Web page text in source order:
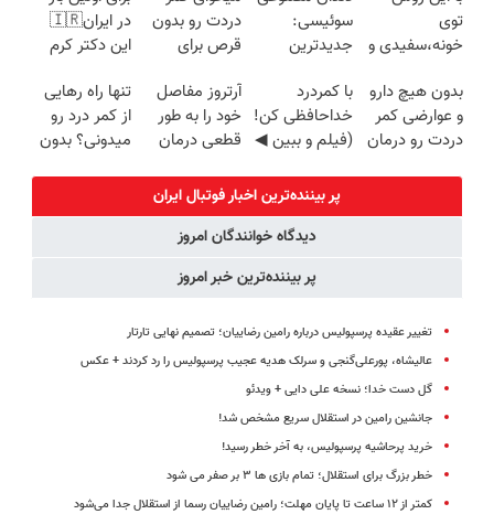
توی
خونه،سفیدی و
برگردون
(40%off)
سوئیسی:
جدیدترین
سبک و مقاوم |
پرداخت قسطی
دردت رو بدون
قرص برای
کنی؟
(◂پرسش‌نامه
رو پر کن)
در ایران🇮🇷
این دکتر کرم
روزه ساخت!
بدون هیچ دارو
و عوارضی کمر
دردت رو درمان
با کمردرد
خداحافظی کن!
(فیلم و ببین ◀
پرکن)
آرتروز مفاصل
خود را به طور
قطعی درمان
◗پرسش‌نامه◖
تنها راه رهایی
از کمر درد رو
میدونی؟ بدون
پر بیننده‌ترین اخبار فوتبال ايران
دیدگاه خوانندگان امروز
پر بیننده‌ترین خبر امروز
تغییر عقیده پرسپولیس درباره رامین رضاییان؛ تصمیم نهایی تارتار
عالیشاه، پورعلی‌گنجی و سرلک هدیه عجیب پرسپولیس را رد کردند + عکس
گل دست خدا؛ نسخه علی دایی + ویدئو
جانشین رامین در استقلال سریع مشخص شد!
خرید پرحاشیه‌ پرسپولیس، به آخر خطر رسید!
خطر بزرگ برای استقلال؛ تمام بازی ها ۳ بر صفر می شود
کمتر از ۱۲ ساعت تا پایان مهلت؛‌ رامین رضاییان رسما از استقلال جدا می‌شود